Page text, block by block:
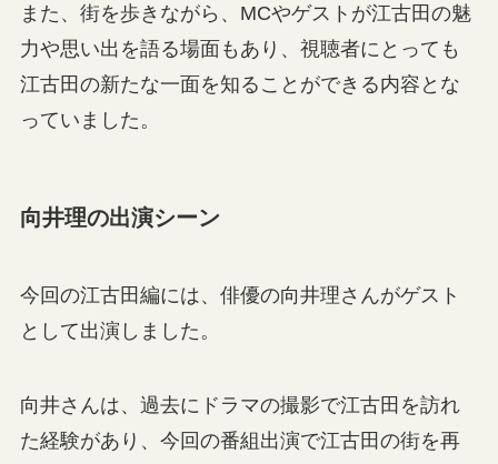
また、街を歩きながら、MCやゲストが江古田の魅
力や思い出を語る場面もあり、視聴者にとっても
江古田の新たな一面を知ることができる内容とな
っていました。
向井理の出演シーン
今回の江古田編には、俳優の向井理さんがゲスト
として出演しました。
向井さんは、過去にドラマの撮影で江古田を訪れ
た経験があり、今回の番組出演で江古田の街を再